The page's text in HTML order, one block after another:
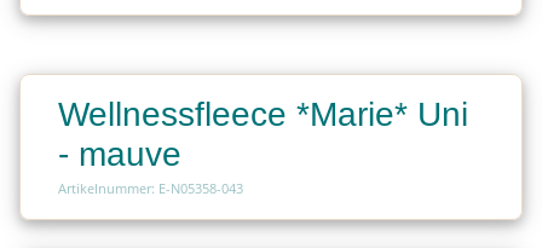
Wellnessfleece *Marie* Uni
- mauve
Artikelnummer: E-N05358-043